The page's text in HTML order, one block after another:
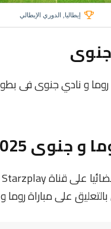
إيطاليا, الدوري الإيطالي
29 كلا من نادى روما و نادي
2025-12-29
على مباراة